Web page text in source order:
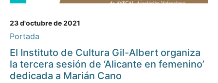
23 d'octubre de 2021
Portada
El Instituto de Cultura Gil-Albert organiza
la tercera sesión de ‘Alicante en femenino’
dedicada a Marián Cano